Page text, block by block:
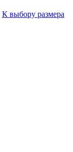
К выбору размера